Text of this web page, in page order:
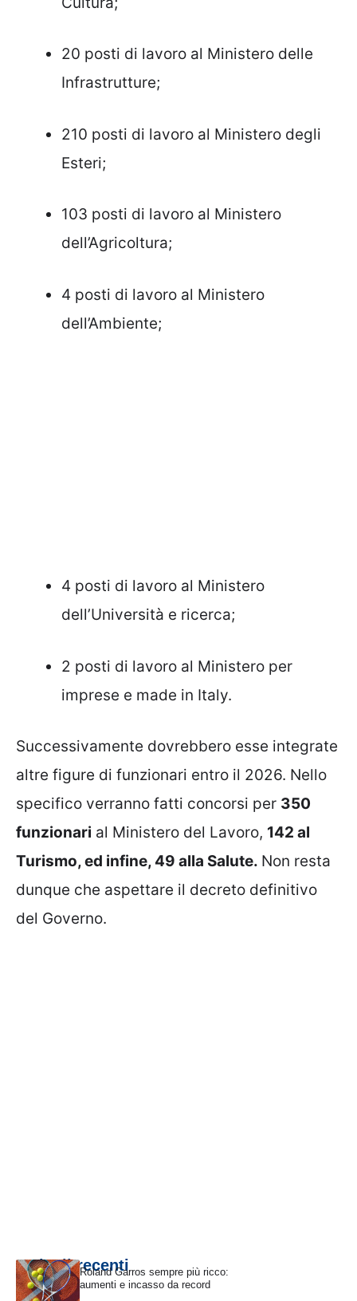
20 posti di lavoro al Ministero delle
Infrastrutture;
210 posti di lavoro al Ministero degli
Esteri;
103 posti di lavoro al Ministero
dell’Agricoltura;
4 posti di lavoro al Ministero
dell’Ambiente;
4 posti di lavoro al Ministero
dell’Università e ricerca;
2 posti di lavoro al Ministero per
imprese e made in Italy.
Successivamente dovrebbero esse integrate
altre figure di funzionari entro il 2026. Nello
specifico verranno fatti concorsi per 350
funzionari al Ministero del Lavoro, 142 al
Turismo, ed infine, 49 alla Salute. Non resta
dunque che aspettare il decreto definitivo
del Governo.
Articoli recentiRoland Garros sempre più ricco:
aumenti e incasso da record